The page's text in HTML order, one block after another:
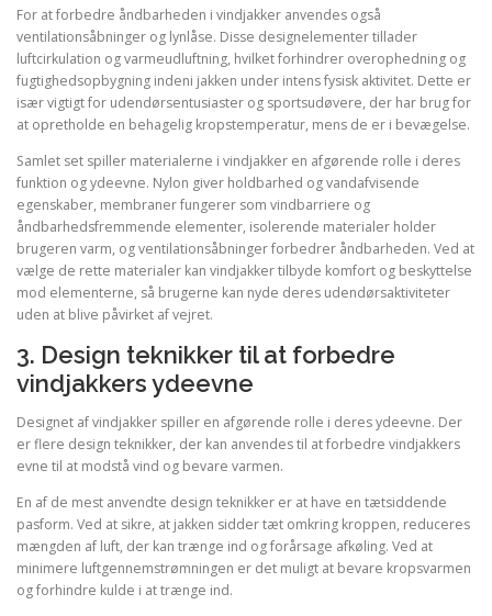
For at forbedre åndbarheden i vindjakker anvendes også
ventilationsåbninger og lynlåse. Disse designelementer tillader
luftcirkulation og varmeudluftning, hvilket forhindrer overophedning og
fugtighedsopbygning indeni jakken under intens fysisk aktivitet. Dette er
især vigtigt for udendørsentusiaster og sportsudøvere, der har brug for
at opretholde en behagelig kropstemperatur, mens de er i bevægelse.
Samlet set spiller materialerne i vindjakker en afgørende rolle i deres
funktion og ydeevne. Nylon giver holdbarhed og vandafvisende
egenskaber, membraner fungerer som vindbarriere og
åndbarhedsfremmende elementer, isolerende materialer holder
brugeren varm, og ventilationsåbninger forbedrer åndbarheden. Ved at
vælge de rette materialer kan vindjakker tilbyde komfort og beskyttelse
mod elementerne, så brugerne kan nyde deres udendørsaktiviteter
uden at blive påvirket af vejret.
3. Design teknikker til at forbedre
vindjakkers ydeevne
Designet af vindjakker spiller en afgørende rolle i deres ydeevne. Der
er flere design teknikker, der kan anvendes til at forbedre vindjakkers
evne til at modstå vind og bevare varmen.
En af de mest anvendte design teknikker er at have en tætsiddende
pasform. Ved at sikre, at jakken sidder tæt omkring kroppen, reduceres
mængden af luft, der kan trænge ind og forårsage afkøling. Ved at
minimere luftgennemstrømningen er det muligt at bevare kropsvarmen
og forhindre kulde i at trænge ind.